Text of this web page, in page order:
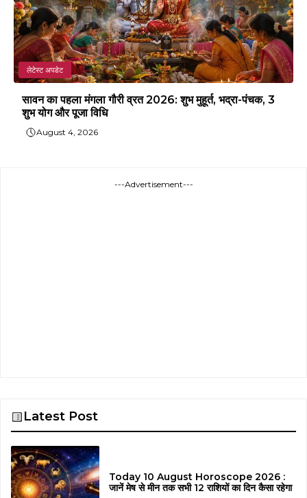
लेटेस्ट अपडेट
सावन का पहला मंगला गौरी व्रत 2026: शुभ मुहूर्त, भद्रा-पंचक, 3
शुभ योग और पूजा विधि
August 4, 2026
---Advertisement---
Latest Post
Today 10 August Horoscope 2026 :
जानें मेष से मीन तक सभी 12 राशियों का दिन कैसा रहेगा